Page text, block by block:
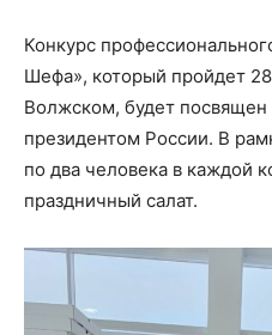
Конкурс
Шефа», который пройдет
Волжском, будет
президентом России. В
по два человека в каждой
праздничный салат.